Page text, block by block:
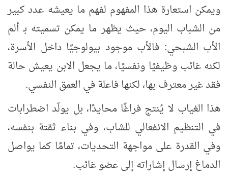
ويمكن استعارة هذا المفهوم لفهم ما يعيشه عدد كبير
من الشباب اليوم، حيث يظهر ما يمكن تسميته بـ ألم
الأب الشبحي: فالأب موجود بيولوجيًا داخل الأسرة،
لكنه غائب وظيفيًا ونفسيًا، ما يجعل الابن يعيش حالة
فقد غير معترف بها، لكنها فاعلة في العمق النفسي.
هذا الغياب لا يُنتج فراغًا محايدًا، بل يولّد اضطرابات
في التنظيم الانفعالي للشاب، وفي بناء ثقتة بنفسه،
وفي القدرة على مواجهة التحديات، تمامًا كما يواصل
الدماغ إرسال إشاراته إلى عضو غائب.